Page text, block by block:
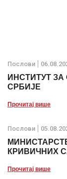
Послови
ИНСТИТУТ
СРБИЈЕ
Прочитај више
Послови
КРИВИЧНИХ
Прочитај више